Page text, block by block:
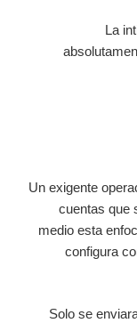
La
Un exigente
cuentas que
medio esta
configura
Solo se